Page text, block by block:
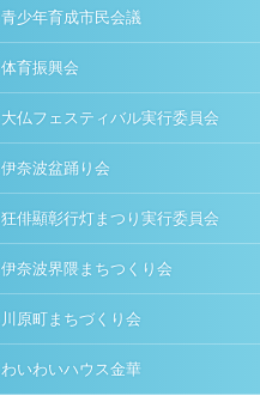
青少年育成市民会議
体育振興会
大仏フェスティバル実行委員会
伊奈波盆踊り会
狂俳顯彰行灯まつり実行委員会
伊奈波界隈まちつくり会
川原町まちづくり会
わいわいハウス金華